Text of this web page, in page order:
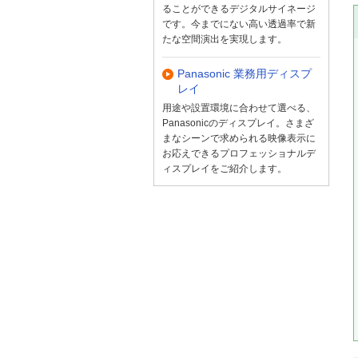
ることができるデジタルサイネージ
です。今までにない高い透過率で新
たな空間演出を実現します。
Panasonic 業務用ディスプ
レイ
用途や設置環境に合わせて選べる、
Panasonicのディスプレイ。さまざ
まなシーンで求められる映像表示に
お応えできるプロフェッショナルデ
ィスプレイをご紹介します。